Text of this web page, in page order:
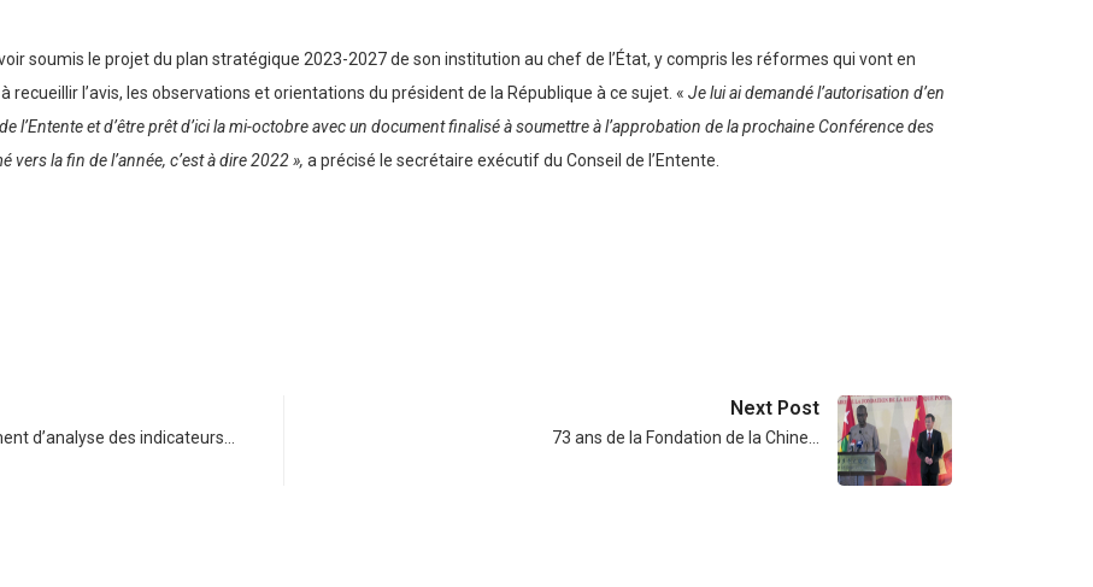
soumis le projet du plan stratégique 2023-2027 de son institution au chef de l’État, y compris les réformes qui vont en
recueillir l’avis, les observations et orientations du président de la République à ce sujet. « Je lui ai demandé l’autorisation d’en
l’Entente et d’être prêt d’ici la mi-octobre avec un document finalisé à soumettre à l’approbation de la prochaine Conférence des
la fin de l’année, c’est à dire 2022 », a précisé le secrétaire exécutif du Conseil de l’Entente.
d’analyse des indicateurs…
Next Post
73 ans de la Fondation de la Chine…